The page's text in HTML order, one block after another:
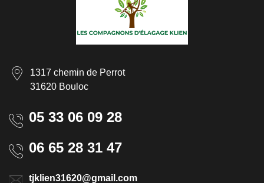
1317 chemin de Perrot
31620 Bouloc
05 33 06 09 28
06 65 28 31 47
tjklien31620@gmail.com